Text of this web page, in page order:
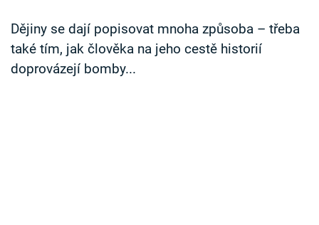
Sledujte nás
Dějiny se dají popisovat mnoha způsoba – třeba
také tím, jak člověka na jeho cestě historií
doprovázejí bomby...